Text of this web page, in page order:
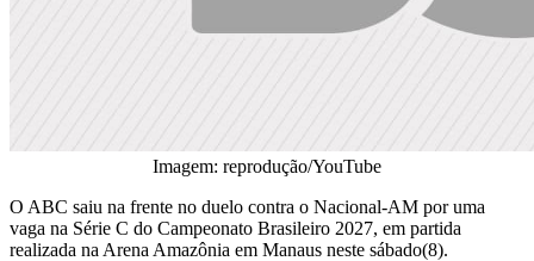
Imagem: reprodução/YouTube
O ABC saiu na frente no duelo contra o Nacional-AM por uma
vaga na Série C do Campeonato Brasileiro 2027, em partida
realizada na Arena Amazônia em Manaus neste sábado(8).